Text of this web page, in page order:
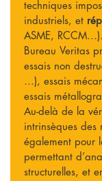
techniques
industriels, et
ASME, RCCM…).
Bureau Veritas
essais non
…), essais
essais
Au-delà de la
intrinsèques des
également pour
permettant
structurelles, et